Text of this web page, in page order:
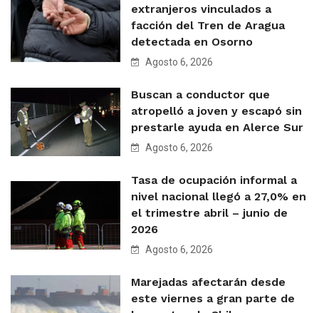
extranjeros vinculados a
facción del Tren de Aragua
detectada en Osorno
Agosto 6, 2026
Buscan a conductor que
atropelló a joven y escapó sin
prestarle ayuda en Alerce Sur
Agosto 6, 2026
Tasa de ocupación informal a
nivel nacional llegó a 27,0% en
el trimestre abril – junio de
2026
Agosto 6, 2026
Marejadas afectarán desde
este viernes a gran parte de